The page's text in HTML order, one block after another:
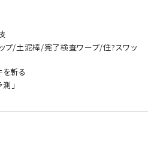
プ/土泥棒/完了検査ワープ/住?スワッ
を斬る
」